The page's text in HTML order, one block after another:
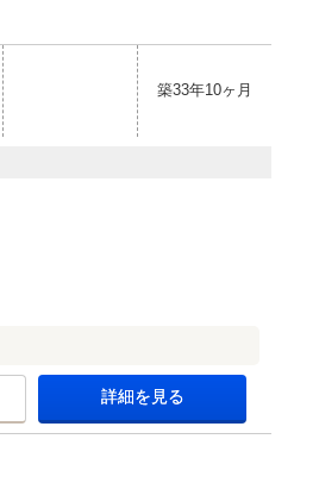
築33年10ヶ月
詳細を見る